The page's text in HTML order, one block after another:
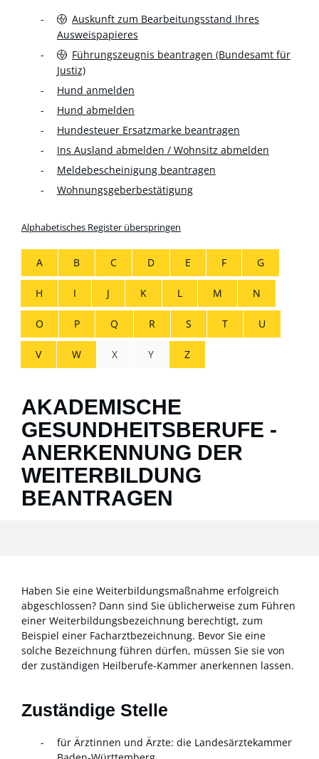
Auskunft zum Bearbeitungsstand Ihres
Ausweispapieres
Führungszeugnis beantragen (Bundesamt für
Justiz)
Hund anmelden
Hund abmelden
Hundesteuer Ersatzmarke beantragen
Ins Ausland abmelden / Wohnsitz abmelden
Meldebescheinigung beantragen
Wohnungsgeberbestätigung
Alphabetisches Register überspringen
A B C D E F G
H I J K L M N
O P Q R S T U
V W X Y Z
AKADEMISCHE
GESUNDHEITSBERUFE -
ANERKENNUNG DER
WEITERBILDUNG
BEANTRAGEN
Haben Sie eine Weiterbildungsmaßnahme erfolgreich
abgeschlossen? Dann sind Sie üblicherweise zum Führen
einer Weiterbildungsbezeichnung berechtigt, zum
Beispiel einer Facharztbezeichnung. Bevor Sie eine
solche Bezeichnung führen dürfen, müssen Sie sie von
der zuständigen Heilberufe-Kammer anerkennen lassen.
Zuständige Stelle
für Ärztinnen und Ärzte: die Landesärztekammer